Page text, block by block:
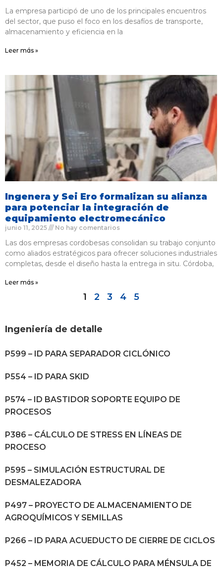
La empresa participó de uno de los principales encuentros
del sector, que puso el foco en los desafíos de transporte,
almacenamiento y eficiencia en la
Leer más »
Ingenera y Sei Ero formalizan su alianza
para potenciar la integración de
equipamiento electromecánico
junio 11, 2025 No hay comentarios
Las dos empresas cordobesas consolidan su trabajo conjunto
como aliados estratégicos para ofrecer soluciones industriales
completas, desde el diseño hasta la entrega in situ. Córdoba,
Leer más »
1 2 3 4 5
Ingeniería de detalle
P599 – ID PARA SEPARADOR CICLÓNICO
P554 – ID PARA SKID
P574 – ID BASTIDOR SOPORTE EQUIPO DE
PROCESOS
P386 – CÁLCULO DE STRESS EN LÍNEAS DE
PROCESO
P595 – SIMULACIÓN ESTRUCTURAL DE
DESMALEZADORA
P497 – PROYECTO DE ALMACENAMIENTO DE
AGROQUÍMICOS Y SEMILLAS
P266 – ID PARA ACUEDUCTO DE CIERRE DE CICLOS
P452 – MEMORIA DE CÁLCULO PARA MÉNSULA DE